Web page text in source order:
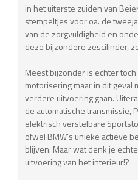
in het uiterste zuiden van
stempeltjes voor oa. de
van de zorgvuldigheid en
deze bijzondere zescilinder,
Meest bijzonder is echter
motorisering maar in dit geval
verdere uitvoering gaan.
de automatische transmissie,
elektrisch verstelbare
ofwel BMW’s unieke actieve
blijven. Maar wat denk je
uitvoering van het interieur!?